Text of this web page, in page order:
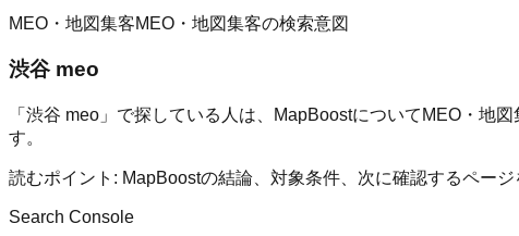
MEO・地図集客MEO・地図集客の検索意図
渋谷 meo
「渋谷 meo」で探している人は、MapBoostについてMEO・地
す。
読むポイント: MapBoostの結論、対象条件、次に確認するペー
Search Console